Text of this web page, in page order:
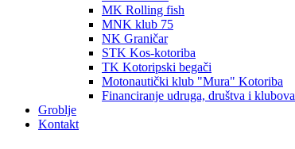
MK Rolling fish
MNK klub 75
NK Graničar
STK Kos-kotoriba
TK Kotoripski begači
Motonautički klub "Mura" Kotoriba
Financiranje udruga, društva i klubova
Groblje
Kontakt